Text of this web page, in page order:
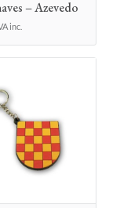
– Azevedo
inc.